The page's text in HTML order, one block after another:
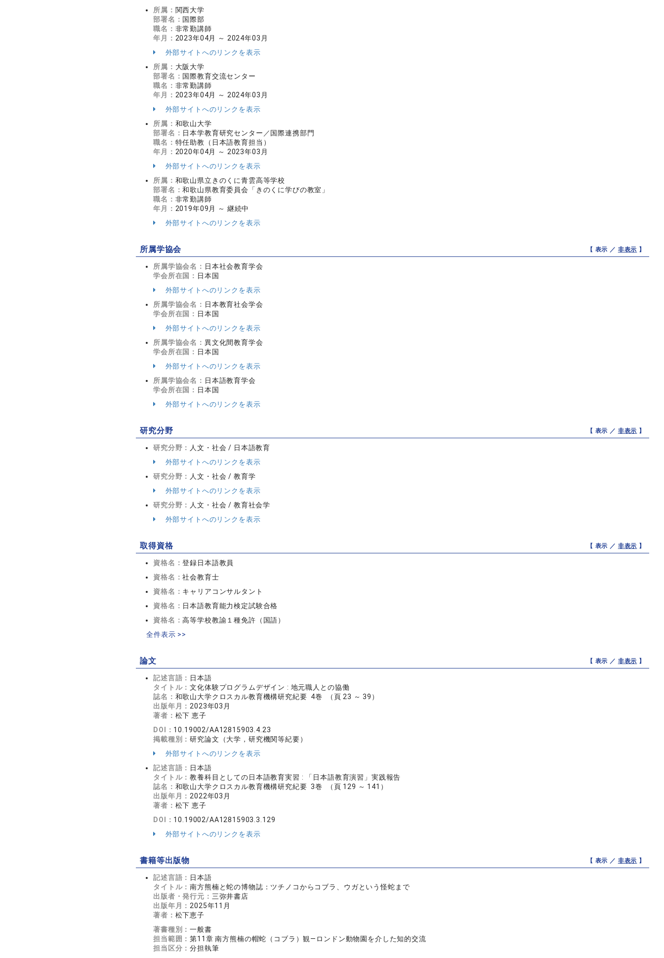
所属： 関西大学
部署名： 国際部
職名： 非常勤講師
年月： 2023年04月 ～ 2024年03月
外部サイトへのリンクを表示
所属： 大阪大学
部署名： 国際教育交流センター
職名： 非常勤講師
年月： 2023年04月 ～ 2024年03月
外部サイトへのリンクを表示
所属： 和歌山大学
部署名： 日本学教育研究センター／国際連携部門
職名： 特任助教（日本語教育担当）
年月： 2020年04月 ～ 2023年03月
外部サイトへのリンクを表示
所属： 和歌山県立きのくに青雲高等学校
部署名：和歌山県教育委員会「きのくに学びの教室」
職名： 非常勤講師
年月： 2019年09月 ～ 継続中
外部サイトへのリンクを表示
所属学協会 【 表示 ／ 非表示 】
所属学協会名： 日本社会教育学会
学会所在国： 日本国
外部サイトへのリンクを表示
所属学協会名： 日本教育社会学会
学会所在国： 日本国
外部サイトへのリンクを表示
所属学協会名： 異文化間教育学会
学会所在国： 日本国
外部サイトへのリンクを表示
所属学協会名： 日本語教育学会
学会所在国： 日本国
外部サイトへのリンクを表示
研究分野 【 表示 ／ 非表示 】
研究分野： 人文・社会 / 日本語教育
外部サイトへのリンクを表示
研究分野： 人文・社会 / 教育学
外部サイトへのリンクを表示
研究分野： 人文・社会 / 教育社会学
外部サイトへのリンクを表示
取得資格 【 表示 ／ 非表示 】
資格名：登録日本語教員
資格名：社会教育士
資格名： キャリアコンサルタント
資格名： 日本語教育能力検定試験合格
資格名：高等学校教諭１種免許（国語）
全件表示 >>
論文 【 表示 ／ 非表示 】
記述言語： 日本語
タイトル：文化体験プログラムデザイン : 地元職人との協働
誌名： 和歌山大学クロスカル教育機構研究紀要 4巻 （頁 23 ～ 39）
出版年月： 2023年03月
著者： 松下 恵子
DOI： 10.19002/AA12815903.4.23
掲載種別：研究論文（大学，研究機関等紀要）
外部サイトへのリンクを表示
記述言語： 日本語
タイトル：教養科目としての日本語教育実習 : 「日本語教育演習」実践報告
誌名： 和歌山大学クロスカル教育機構研究紀要 3巻 （頁 129 ～ 141）
出版年月： 2022年03月
著者： 松下 恵子
DOI： 10.19002/AA12815903.3.129
外部サイトへのリンクを表示
書籍等出版物 【 表示 ／ 非表示 】
記述言語： 日本語
タイトル：南方熊楠と蛇の博物誌：ツチノコからコブラ、ウガという怪蛇まで
出版者・発行元： 三弥井書店
出版年月： 2025年11月
著者： 松下恵子
著書種別：一般書
担当範囲：第11章 南方熊楠の帽蛇（コブラ）観―ロンドン動物園を介した知的交流
担当区分：分担執筆